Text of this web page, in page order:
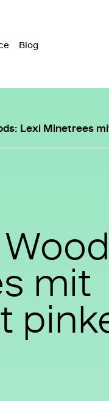
Blog
Lexi Minetrees
mit